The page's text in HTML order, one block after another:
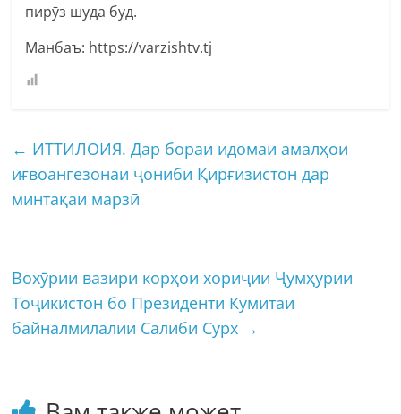
пирӯз шуда буд.
Манбаъ: https://varzishtv.tj
← ИТТИЛОИЯ. Дар бораи идомаи амалҳои
иғвоангезонаи ҷониби Қирғизистон дар
минтақаи марзӣ
Вохӯрии вазири корҳои хориҷии Ҷумҳурии
Тоҷикистон бо Президенти Кумитаи
байналмилалии Салиби Сурх →